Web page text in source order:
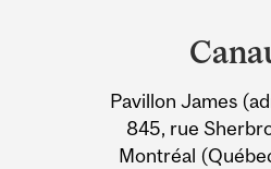
Information
Pavillon James
845, rue
Montréal